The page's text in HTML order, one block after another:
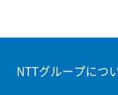
NTTグループにつ